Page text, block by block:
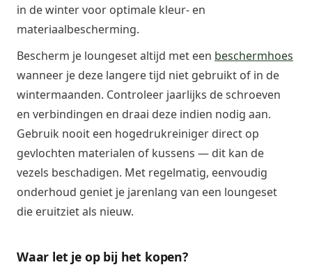
in de winter voor optimale kleur- en
materiaalbescherming.
Bescherm je loungeset altijd met een beschermhoes
wanneer je deze langere tijd niet gebruikt of in de
wintermaanden. Controleer jaarlijks de schroeven
en verbindingen en draai deze indien nodig aan.
Gebruik nooit een hogedrukreiniger direct op
gevlochten materialen of kussens — dit kan de
vezels beschadigen. Met regelmatig, eenvoudig
onderhoud geniet je jarenlang van een loungeset
die eruitziet als nieuw.
Waar let je op bij het kopen?